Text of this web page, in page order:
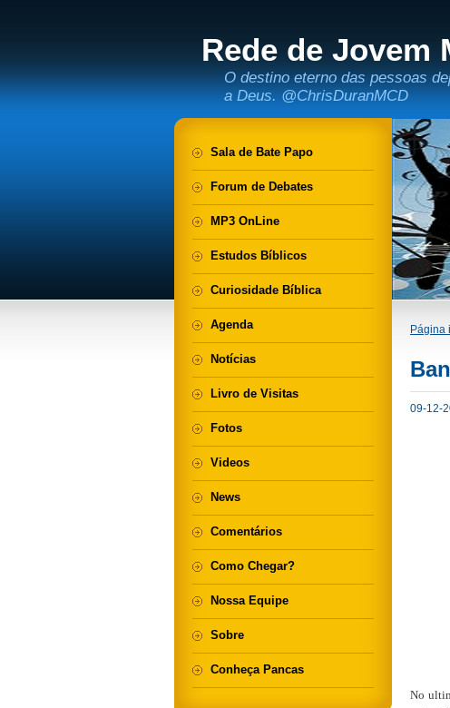
Rede de Jovem
O destino eterno das pessoas
a Deus. @ChrisDuranMCD
Página
09-12-
No
Sala de Bate Papo
Forum de Debates
MP3 OnLine
Estudos Bíblicos
Curiosidade Bíblica
Agenda
Notícias
Livro de Visitas
Fotos
Videos
News
Comentários
Como Chegar?
Nossa Equipe
Sobre
Conheça Pancas